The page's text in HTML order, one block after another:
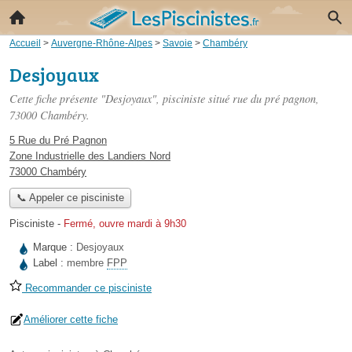
Accueil > Auvergne-Rhône-Alpes > Savoie > Chambéry
Desjoyaux
Cette fiche présente "Desjoyaux", pisciniste situé rue du pré pagnon,
73000 Chambéry.
5 Rue du Pré Pagnon
Zone Industrielle des Landiers Nord
73000 Chambéry
📞 Appeler ce pisciniste
Pisciniste - Fermé, ouvre mardi à 9h30
Marque : Desjoyaux
Label : membre FPP
Recommander ce pisciniste
Améliorer cette fiche